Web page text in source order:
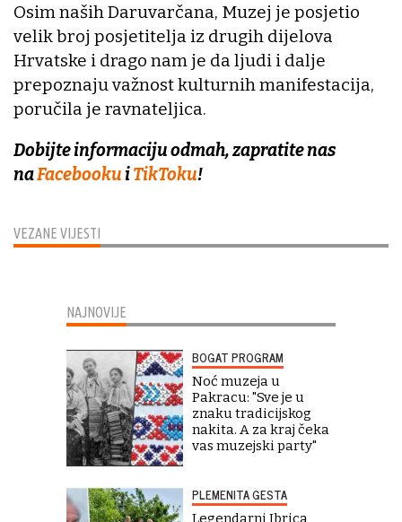
VEZANE VIJESTI
Osim naših Daruvarčana, Muzej je posjetio
velik broj posjetitelja iz drugih dijelova
Hrvatske i drago nam je da ljudi i dalje
prepoznaju važnost kulturnih manifestacija,
poručila je ravnateljica.
Dobijte informaciju odmah, zapratite nas
naFacebooku iTikToku!
NAJNOVIJE
BOGAT PROGRAM
Noć muzeja u
Pakracu: "Sve je u
znaku tradicijskog
nakita. A za kraj čeka
vas muzejski party"
PLEMENITA GESTA
Legendarni Ibrica